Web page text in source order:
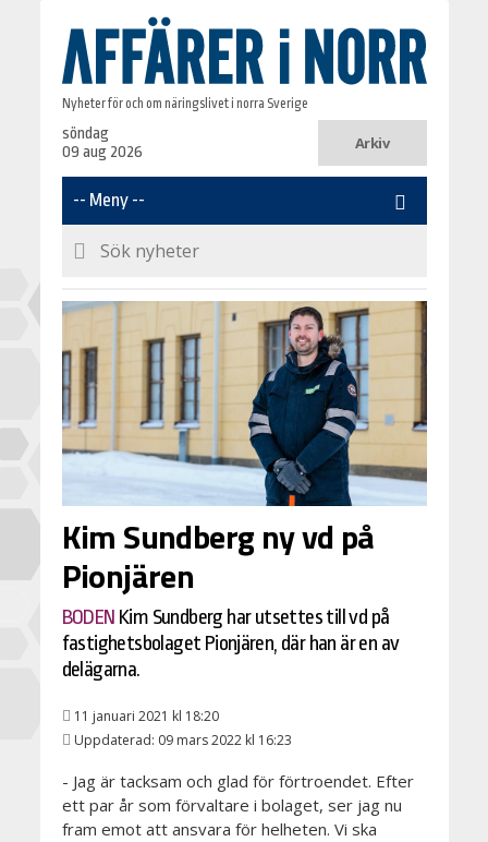
Nyheter för och om näringslivet i norra Sverige
söndag
09 aug 2026
Arkiv
Kim Sundberg ny vd på
Pionjären
BODEN Kim Sundberg har utsettes till vd på
fastighetsbolaget Pionjären, där han är en av
delägarna.
11 januari 2021 kl 18:20
Uppdaterad: 09 mars 2022 kl 16:23
- Jag är tacksam och glad för förtroendet. Efter
ett par år som förvaltare i bolaget, ser jag nu
fram emot att ansvara för helheten. Vi ska